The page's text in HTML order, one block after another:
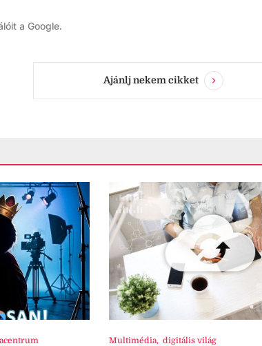
a Google.
Ajánlj nekem cikket
Multimédia, digitális világ